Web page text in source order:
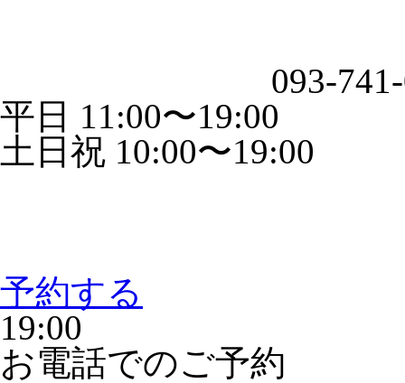
093-
平日 11:00〜19:00
土日祝 10:00〜19:00
予約する
19:00
お電話でのご予約